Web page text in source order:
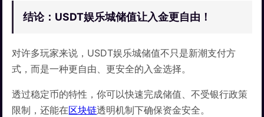
结论：USDT娱乐城储值让入金更自由！
对许多玩家来说，USDT娱乐城储值不只是新潮支付方
式，而是一种更自由、更安全的入金选择。
透过稳定币的特性，你可以快速完成储值、不受银行政策
限制，还能在区块链透明机制下确保资金安全。